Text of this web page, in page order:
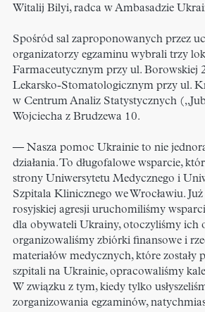
Witalij Bilyi, radca w Ambasadzie
Spośród sal zaproponowanych przez
organizatorzy egzaminu wybrali trzy
Farmaceutycznym przy ul. Borowskiej
Lekarsko-Stomatologicznym przy ul.
w Centrum Analiz Statystycznych
Wojciecha z Brudzewa 10.
— Nasza pomoc Ukrainie to nie
działania. To długofalowe wsparcie,
strony Uniwersytetu Medycznego i
Szpitala Klinicznego we Wrocławiu.
rosyjskiej agresji uruchomiliśmy
dla obywateli Ukrainy, otoczyliśmy ich
organizowaliśmy zbiórki finansowe i
materiałów medycznych, które zostały
szpitali na Ukrainie, opracowaliśmy
W związku z tym, kiedy tylko
zorganizowania egzaminów,